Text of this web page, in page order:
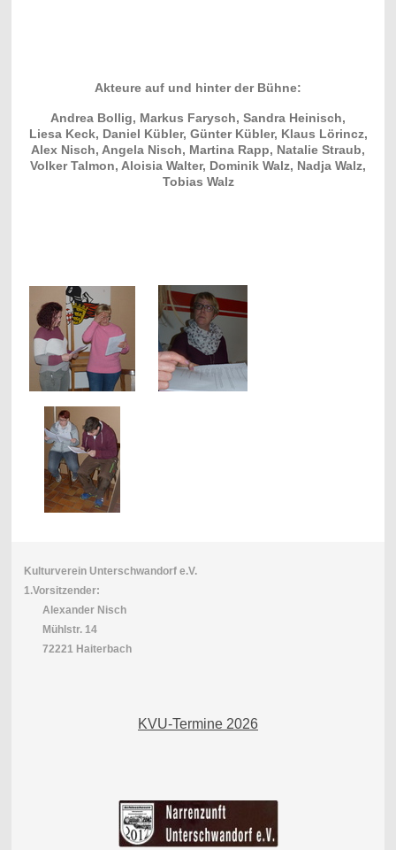
Akteure auf und hinter der Bühne:
Andrea Bollig, Markus Farysch, Sandra Heinisch,
Liesa Keck, Daniel Kübler, Günter Kübler, Klaus Lörincz,
Alex Nisch, Angela Nisch, Martina Rapp, Natalie Straub,
Volker Talmon, Aloisia Walter, Dominik Walz, Nadja Walz,
Tobias Walz
Kulturverein Unterschwandorf e.V.
1.Vorsitzender:
Alexander Nisch
Mühlstr. 14
72221 Haiterbach
KVU-Termine 2026